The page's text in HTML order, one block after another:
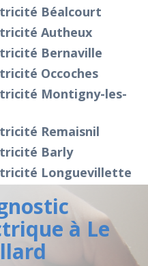
Béalcourt
Autheux
Bernaville
Occoches
Montigny-les-
Remaisnil
Barly
Longuevillette
à Le